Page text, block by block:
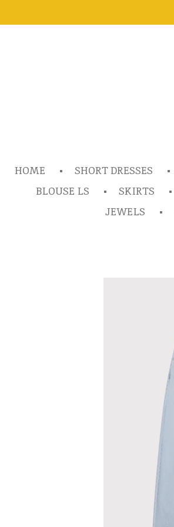
direct
HOME SHORT DRESSES
BLOUSE LS
SKIRTS
JEWELS